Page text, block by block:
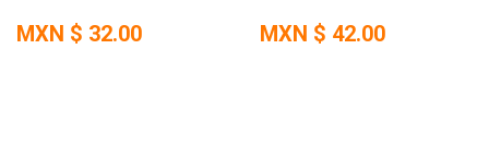
MXN $ 32.00 MXN $ 42.00